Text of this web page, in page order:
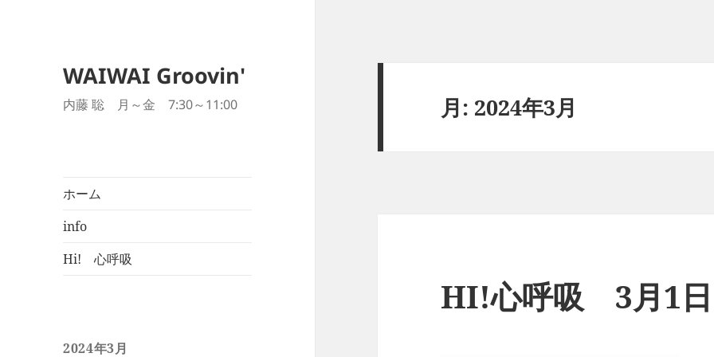
WAIWAI Groovin'
内藤 聡 月～金 7:30～11:00
ホーム
info
Hi! 心呼吸
2024年3月
月: 2024年3月
HI!心呼吸 3月1日